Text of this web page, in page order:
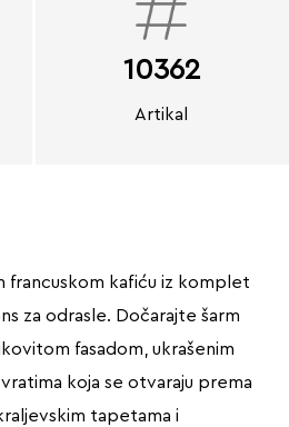
10362
Artikal
francuskom kafiću iz komplet
za odrasle. Dočarajte šarm
fasadom, ukrašenim
koja se otvaraju prema
tapetama i